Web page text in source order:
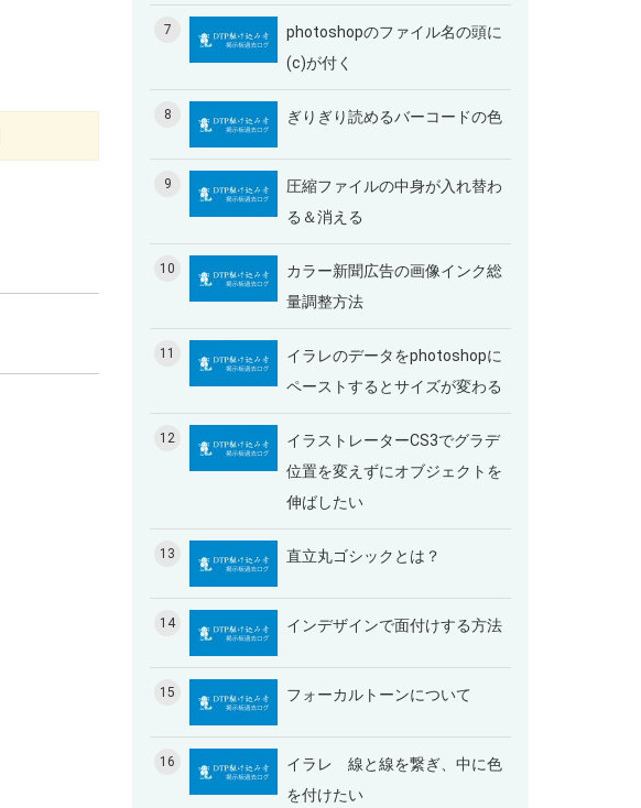
7
photoshopのファイル名の頭に
(c)が付く
8 ぎりぎり読めるバーコードの色
9
圧縮ファイルの中身が入れ替わ
る＆消える
10
カラー新聞広告の画像インク総
量調整方法
11
イラレのデータをphotoshopに
ペーストするとサイズが変わる
12
イラストレーターCS3でグラデ
位置を変えずにオブジェクトを
伸ばしたい
13 直立丸ゴシックとは？
14 インデザインで面付けする方法
15 フォーカルトーンについて
16
イラレ 線と線を繋ぎ、中に色
を付けたい